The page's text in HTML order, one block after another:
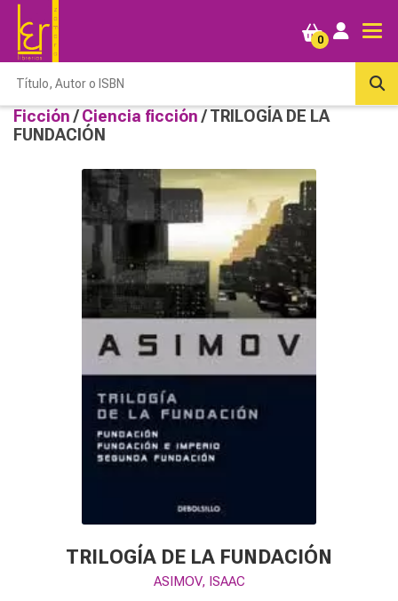
0
Ficción /Ciencia ficción / TRILOGÍA DE LA
FUNDACIÓN
TRILOGÍA DE LA FUNDACIÓN
ASIMOV, ISAAC